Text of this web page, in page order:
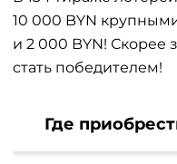
10 000 BYN
и 2 000 BYN! Скорее
стать победителем!
Где